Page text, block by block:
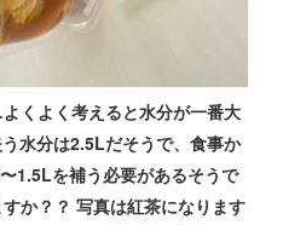
くよく考えると水分が一番大
水分は2.5Lだそうで、食事か
1.5Lを補う必要があるそうで
か？？ 写真は紅茶になります